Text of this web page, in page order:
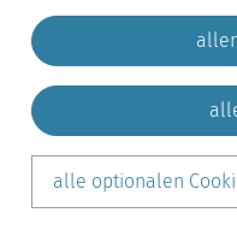
Gemeinde
alle optionalen